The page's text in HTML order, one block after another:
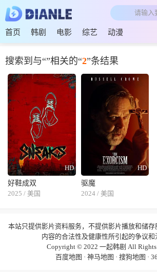
首页 韩剧 电影 综艺 动漫
搜索到与“”相关的“2”条结果
HD
好鞋成双
2025 / 美国
HD
驱魔
2024 / 美国
本站只提供影片资料服务，不提供影片播放和储
内容的合法性及健康性所引起的争议和
Copyright © 2022 一起韩剧 All Rights
百度地图 · 神马地图 · 搜狗地图 ·